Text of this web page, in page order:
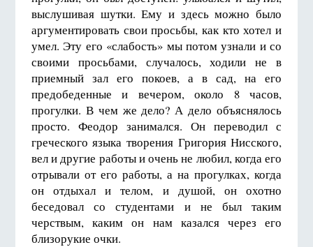
выслушивая шутки. Ему и здесь можно было
аргументировать свои просьбы, как кто хотел и
умел. Эту его «слабость» мы потом узнали и со
своими просьбами, случалось, ходили не в
приемный зал его покоев, а в сад, на его
предобеденные и вечером, около 8 часов,
прогулки. В чем же дело? А дело объяснялось
просто. Феодор занимался. Он переводил с
греческого языка творения Григория Нисского,
вел и другие работы и очень не любил, когда его
отрывали от его работы, а на прогулках, когда
он отдыхал и телом, и душой, он охотно
беседовал со студентами и не был таким
черствым, каким он нам казался через его
близорукие очки.